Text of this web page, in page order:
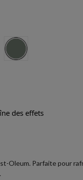
des effets
Oleum. Parfaite pour